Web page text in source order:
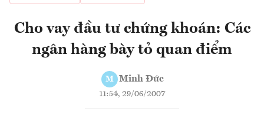
Cho vay đầu tư chứng khoán: Các
ngân hàng bày tỏ quan điểm
M Minh Đức
11:54, 29/06/2007